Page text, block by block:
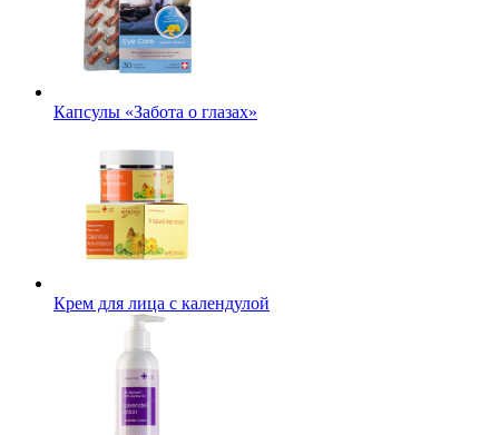
Капсулы «Забота о глазах»
Крем для лица с календулой